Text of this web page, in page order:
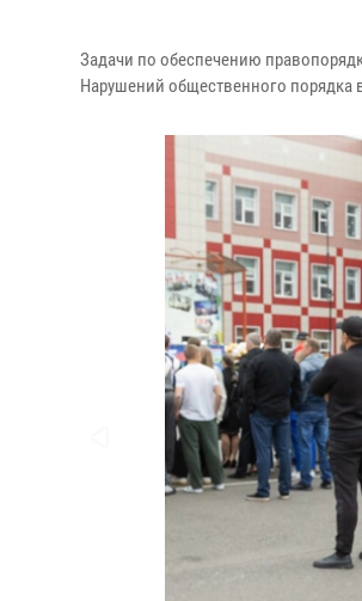
Задачи по обеспечению
Нарушений общественного порядка